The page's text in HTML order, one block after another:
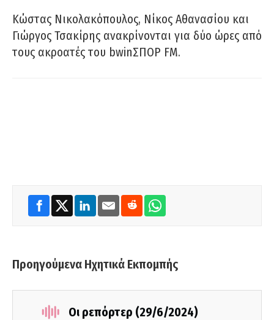
Κώστας Νικολακόπουλος, Νίκος Αθανασίου και
Γιώργος Τσακίρης ανακρίνονται για δύο ώρες από
τους ακροατές του bwinΣΠΟΡ FM.
Προηγούμενα Ηχητικά Εκπομπής
Οι ρεπόρτερ (29/6/2024)